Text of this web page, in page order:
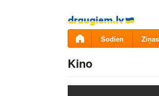
Pāriet
uz
saturu
Šodien Ziņas
Kino